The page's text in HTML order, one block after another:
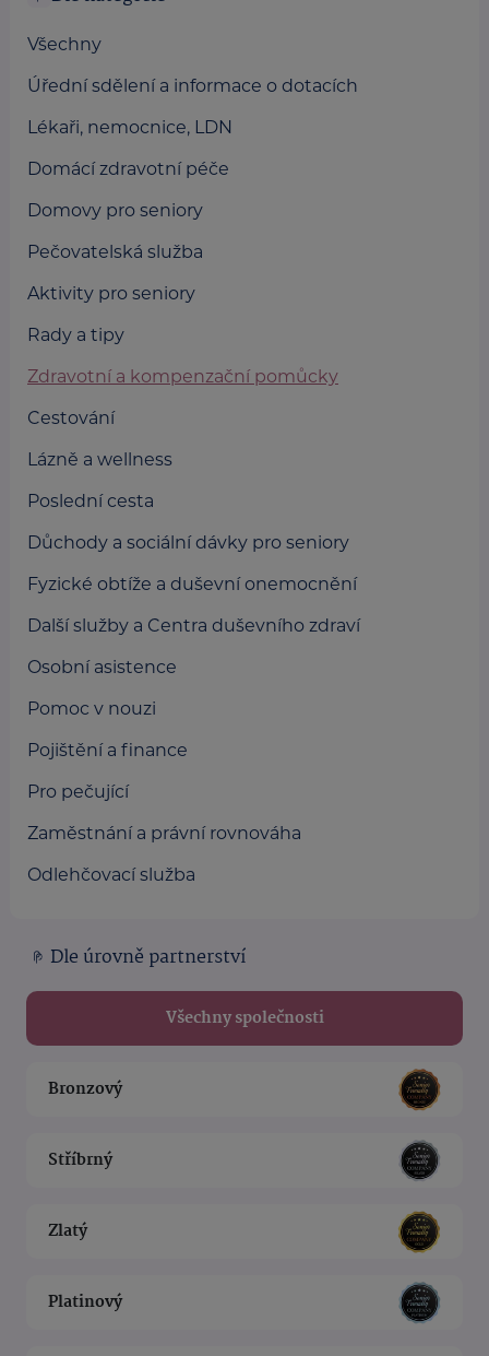
Všechny
Úřední sdělení a informace o dotacích
Lékaři, nemocnice, LDN
Domácí zdravotní péče
Domovy pro seniory
Pečovatelská služba
Aktivity pro seniory
Rady a tipy
Zdravotní a kompenzační pomůcky
Cestování
Lázně a wellness
Poslední cesta
Důchody a sociální dávky pro seniory
Fyzické obtíže a duševní onemocnění
Další služby a Centra duševního zdraví
Osobní asistence
Pomoc v nouzi
Pojištění a finance
Pro pečující
Zaměstnání a právní rovnováha
Odlehčovací služba
Dle úrovně partnerství
Všechny společnosti
Bronzový
Stříbrný
Zlatý
Platinový